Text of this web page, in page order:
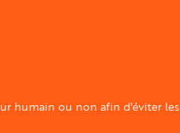
humain ou non afin d'éviter les